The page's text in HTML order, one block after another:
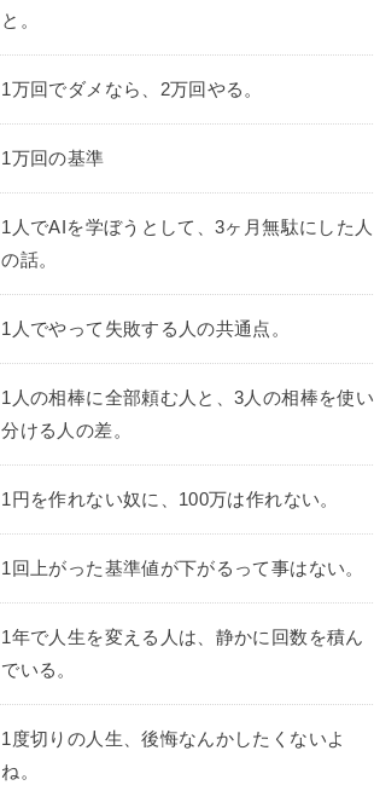
と。
1万回でダメなら、2万回やる。
1万回の基準
1人でAIを学ぼうとして、3ヶ月無駄にした人
の話。
1人でやって失敗する人の共通点。
1人の相棒に全部頼む人と、3人の相棒を使い
分ける人の差。
1円を作れない奴に、100万は作れない。
1回上がった基準値が下がるって事はない。
1年で人生を変える人は、静かに回数を積ん
でいる。
1度切りの人生、後悔なんかしたくないよ
ね。